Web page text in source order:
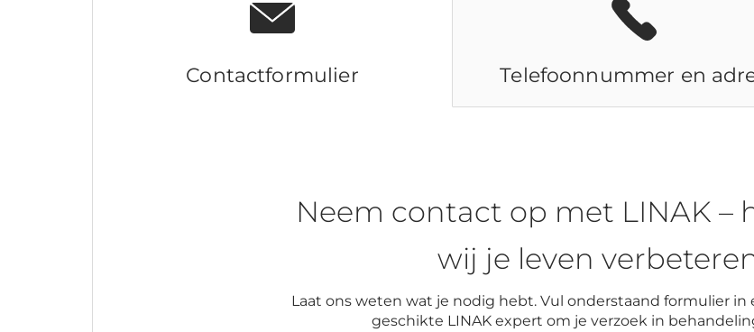
Contactformulier Telefoonnummer en
Neem contact op met LINAK –
wij je leven
Laat ons weten wat je nodig hebt. Vul onderstaand formulier
geschikte LINAK expert om je verzoek in